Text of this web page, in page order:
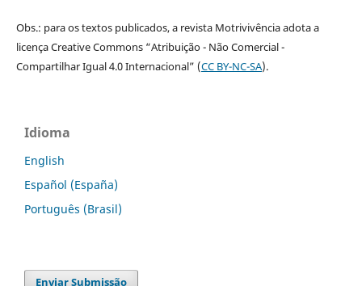
Obs.: para os textos publicados, a revista Motrivivência adota a
licença Creative Commons “Atribuição - Não Comercial -
Compartilhar Igual 4.0 Internacional” (CC BY-NC-SA).
Idioma
English
Español (España)
Português (Brasil)
Enviar Submissão